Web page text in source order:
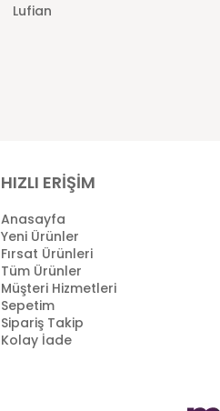
Lufian
HIZLI ERİŞİM
Anasayfa
Yeni Ürünler
Fırsat Ürünleri
Tüm Ürünler
Müşteri Hizmetleri
Sepetim
Sipariş Takip
Kolay İade